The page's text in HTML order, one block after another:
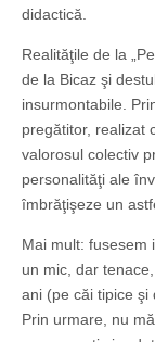
didactică.
Realităţile de la
de la Bicaz şi
insurmontabile.
pregătitor, realizat
valorosul colectiv
personalităţi ale
îmbrăţişeze un
Mai mult: fusesem
un mic, dar
ani (pe căi tipice şi
Prin urmare, nu